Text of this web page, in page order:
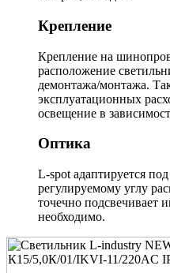
Крепление
Крепление на
расположение
демонтажа/монтажа.
эксплуатационных
освещение в
Оптика
L-spot адаптируется
регулируемому углу
точечно подсвечивает
необходимо.